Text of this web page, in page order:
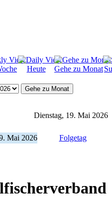
Heute Gehe zu Monat
Gehe zu Monat
Dienstag, 19. Mai 2026
Mai 2026 Folgetag